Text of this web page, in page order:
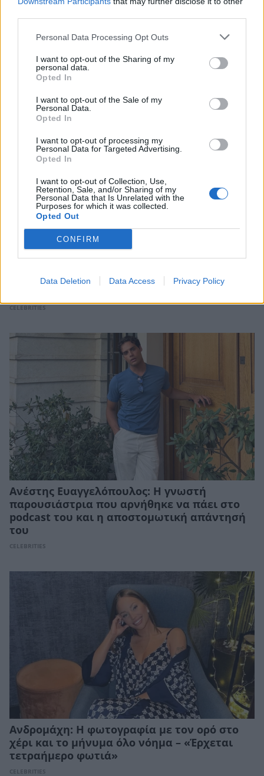
Personal Data Processing Opt Outs
I want to opt-out of the Sharing of my
personal data.
Opted In
I want to opt-out of the Sale of my
Personal Data.
Opted In
I want to opt-out of processing my
Personal Data for Targeted Advertising.
Opted In
I want to opt-out of Collection, Use,
Retention, Sale, and/or Sharing of my
Personal Data that Is Unrelated with the
Purposes for which it was collected.
Opted Out
CONFIRM
Data Deletion Data Access Privacy Policy
Ευρυδίκη Βαλαβάνη: Οικογενειακές στιγμές
στην Εύβοια μαζί με τον Γρηγόρη Μόργκαν
και τον γιο τους – «Αυτή είναι η πραγματική
πολυτέλεια»
CELEBRITIES
Η Αποστολία Ζώη ξεκαθαρίζει: «Βαρέθηκα να
CELEBRITIES
Ανέστης Ευαγγελόπουλος: Η γνωστή
παρουσιάστρια που αρνήθηκε να πάει στο
podcast του και η αποστομωτική απάντησή
του
CELEBRITIES
Ανδρομάχη: Η φωτογραφία με τον ορό στο
χέρι και το μήνυμα όλο νόημα – «Έρχεται
τετραήμερο φωτιά»
CELEBRITIES